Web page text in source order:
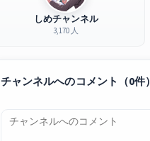
しめチャンネル
3,170 人
チャンネルへのコメント（0件）